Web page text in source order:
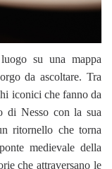
su una mappa
da ascoltare. Tra
iconici che fanno da
di Nesso con la sua
ritornello che torna
medievale della
che attraversano le